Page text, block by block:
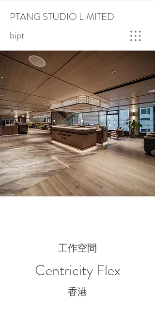
PTANG STUDIO LIMITED
bipt
工作空間
Centricity Flex
香港